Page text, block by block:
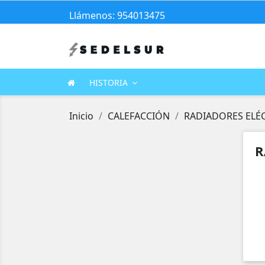
Llámenos: 954013475
HISTORIA
Inicio CALEFACCIÓN RADIADORES